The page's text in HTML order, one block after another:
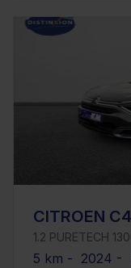
CITROEN C4
1.2 PURETECH
5 km - 2024 -